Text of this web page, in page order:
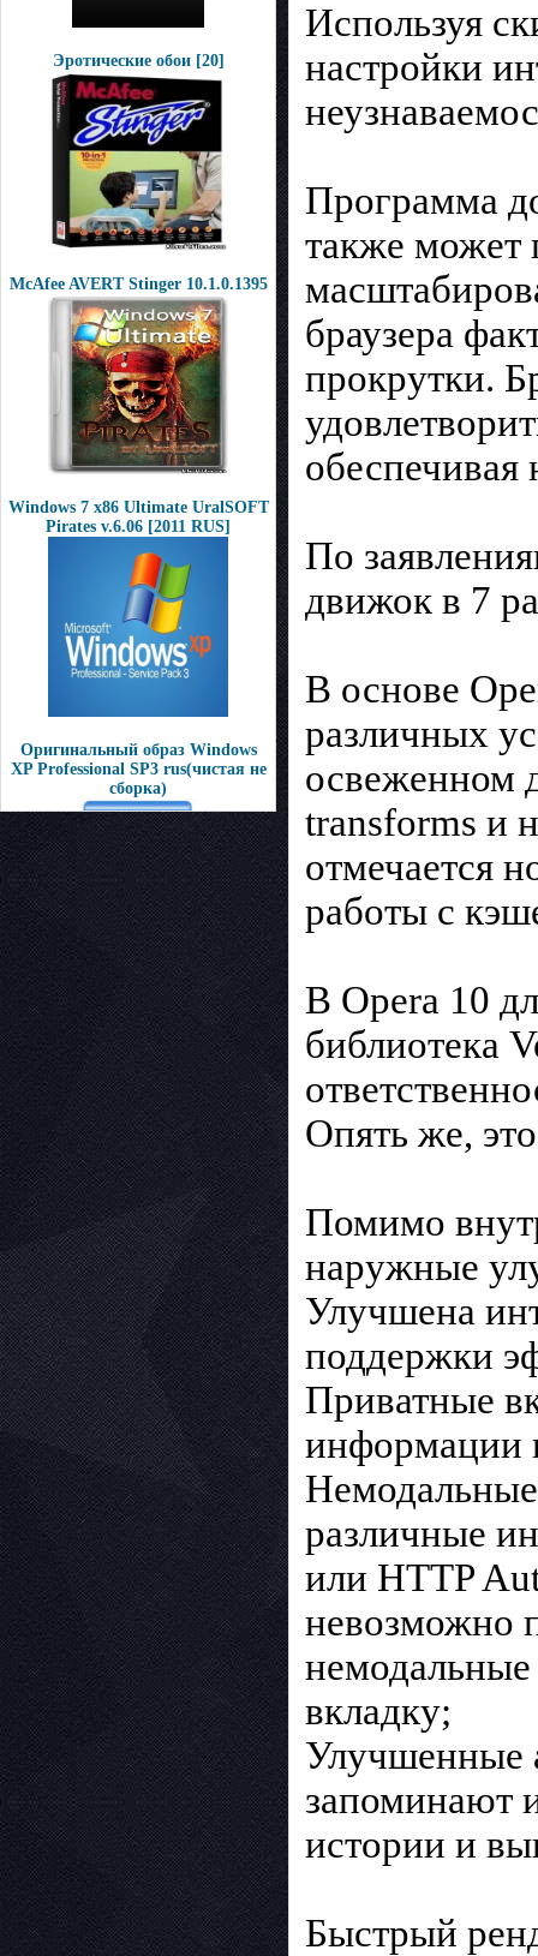
Эротические обои [20]
McAfee AVERT Stinger 10.1.0.1395
Windows 7 x86 Ultimate UralSOFT
Pirates v.6.06 [2011 RUS]
Оригинальный образ Windows
XP Professional SP3 rus(чистая не
сборка)
Используя
настройки
Программа
также может
браузера
прокрутки.
обеспечивая
По
движок в 7
В основе
различных
освеженном
transforms и
отмечается
работы с
В Opera 10
библиотека
Опять же,
Помимо
наружные
Улучшена
поддержки
Приватные
информации
различные
или HTTP
невозможно
вкладку;
Улучшенные
запоминают
истории и
Быстрый